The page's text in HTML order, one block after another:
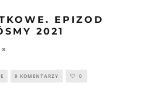
EPIZOD
2021
0 KOMENTARZY 0